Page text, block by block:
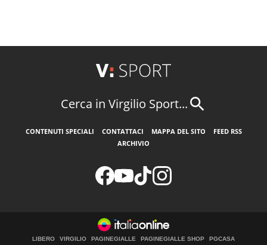
Cerca in Virgilio Sport...
CONTENUTI SPECIALI CONTATTACI MAPPA DEL SITO
FEED RSS
ARCHIVIO
LIBERO VIRGILIO PAGINEGIALLE PAGINEGIALLE SHOP
PGCASA